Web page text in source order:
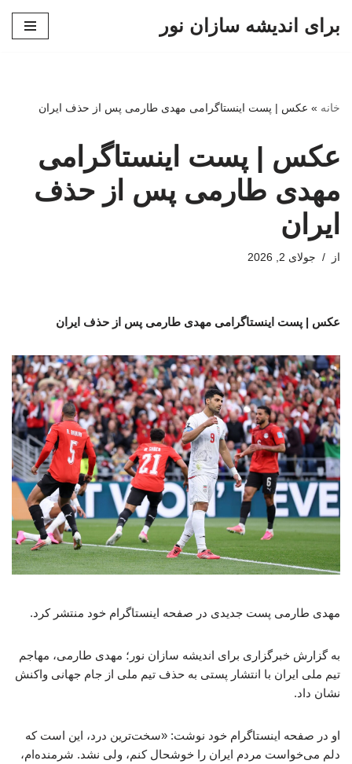
برای اندیشه سازان نور
خانه » عکس | پست اینستاگرامی مهدی طارمی پس از حذف ایران
عکس | پست اینستاگرامی
مهدی طارمی پس از حذف
ایران
از جولای 2, 2026
عکس | پست اینستاگرامی مهدی طارمی پس از حذف ایران
مهدی طارمی پست جدیدی در صفحه اینستاگرام خود منتشر کرد.
به گزارش خبرگزاری برای اندیشه سازان نور؛ مهدی طارمی، مهاجم
تیم ملی ایران با انتشار پستی به حذف تیم ملی از جام جهانی واکنش
نشان داد.
او در صفحه اینستاگرام خود نوشت: «سخت‌ترین درد، این است که
دلم می‌خواست مردم ایران را خوشحال کنم، ولی نشد. شرمنده‌ام،